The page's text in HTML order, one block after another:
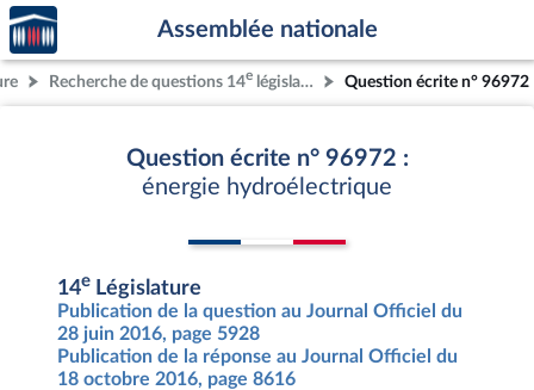
Aller au contenu
Aller en bas de la page
Accèder
à la
page
d'accueil
Assemblée nationale
Recherche de questions 14e législature Question écrite n° 96972
Question écrite n° 96972 :
énergie hydroélectrique
14e Législature
Publication de la question au Journal Officiel du
28 juin 2016, page 5928
Publication de la réponse au Journal Officiel du
18 octobre 2016, page 8616